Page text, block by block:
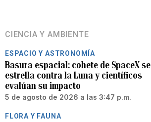
CIENCIA Y AMBIENTE
ESPACIO Y ASTRONOMÍA
Basura espacial: cohete de SpaceX se
estrella contra la Luna y científicos
evalúan su impacto
5 de agosto de 2026 a las 3:47 p.m.
FLORA Y FAUNA